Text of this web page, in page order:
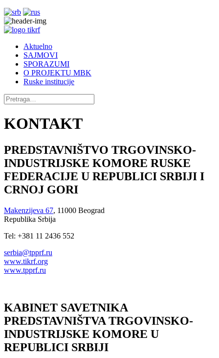
Aktuelno
SAJMOVI
SPORAZUMI
O PROJEKTU MBK
Ruske institucije
KONTAKT
PREDSTAVNIŠTVO TRGOVINSKO-
INDUSTRIJSKE KOMORE RUSKE
FEDERACIJE U REPUBLICI SRBIJI I
CRNOJ GORI
Makenzijeva 67, 11000 Beograd
Republika Srbija
Tel: +381 11 2436 552
serbia@tpprf.ru
www.tikrf.org
www.tpprf.ru
KABINET SAVETNIKA
PREDSTAVNIŠTVA TRGOVINSKO-
INDUSTRIJSKE KOMORE U
REPUBLICI SRBIJI